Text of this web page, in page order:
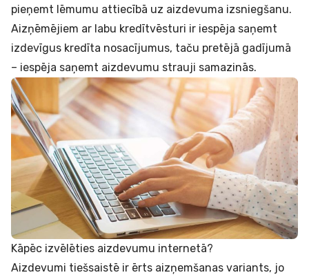
pieņemt lēmumu attiecībā uz aizdevuma izsniegšanu.
Aizņēmējiem ar labu kredītvēsturi ir iespēja saņemt
izdevīgus kredīta nosacījumus, taču pretējā gadījumā
– iespēja saņemt aizdevumu strauji samazinās.
Kāpēc izvēlēties aizdevumu internetā?
Aizdevumi tiešsaistē ir ērts aizņemšanas variants, jo